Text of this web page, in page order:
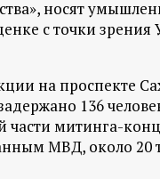
носят
с точки зрения
на проспекте
136
части митинга-
МВД, около 20